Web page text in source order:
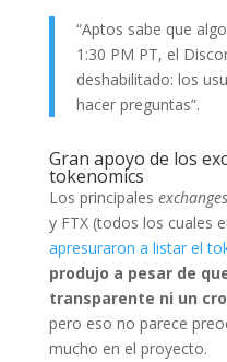
“Aptos sabe que
1:30 PM PT, el
deshabilitado: los
hacer preguntas”.
Gran apoyo de los
tokenomics
Los principales exchanges
y FTX (todos los cuales
apresuraron a listar el
produjo a pesar de
transparente ni un
pero eso no parece
mucho en el proyecto.